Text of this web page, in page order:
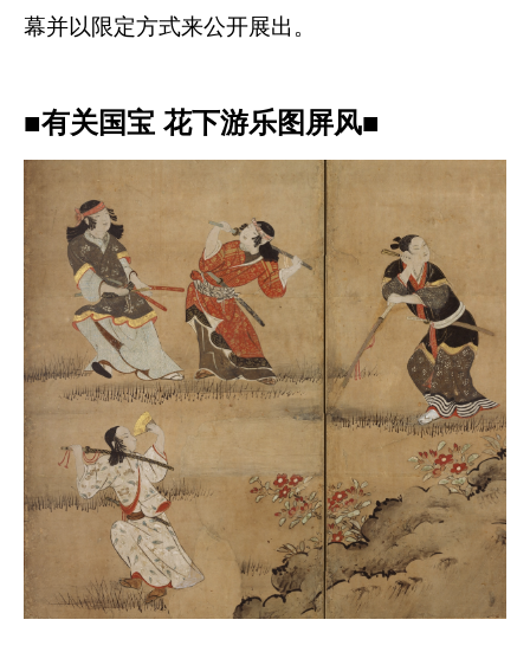
幕并以限定方式来公开展出。
■有关国宝 花下游乐图屏风■